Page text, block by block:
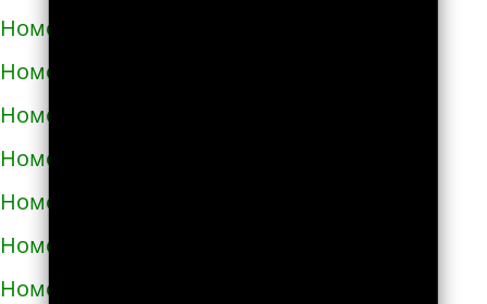
Номера телефонов такси в Жидачове
Номера телефонов такси в Житомире
Номера телефонов такси в Жмеринке
Номера телефонов такси в Жолкве
Номера телефонов такси в Запорожье
Номера телефонов такси в Збараже
Номера телефонов такси в Звенигородке